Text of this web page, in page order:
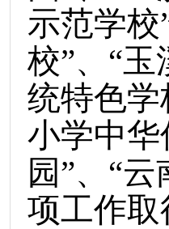
示范学
校”、“
统特色学
小学中华
园”、“
项工作